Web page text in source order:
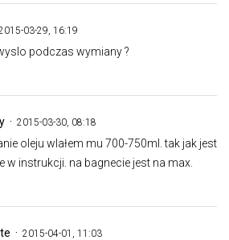
03-29, 16:19
podczas wymiany ?
2015-03-30, 08:18
oleju wlałem mu 700-750ml. tak jak jest
w instrukcji. na bagnecie jest na max.
2015-04-01, 11:03